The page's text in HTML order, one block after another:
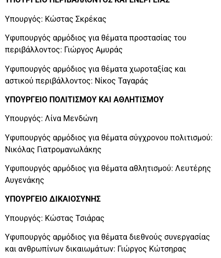
Υπουργός: Κώστας Σκρέκας
Υφυπουργός αρμόδιος για θέματα προστασίας του
περιβάλλοντος: Γιώργος Αμυράς
Υφυπουργός αρμόδιος για θέματα χωροταξίας και
αστικού περιβάλλοντος: Νίκος Ταγαράς
ΥΠΟΥΡΓΕΙΟ ΠΟΛΙΤΙΣΜΟΥ ΚΑΙ ΑΘΛΗΤΙΣΜΟΥ
Υπουργός: Λίνα Μενδώνη
Υφυπουργός αρμόδιος για θέματα σύγχρονου πολιτισμού:
Νικόλας Γιατρομανωλάκης
Υφυπουργός αρμόδιος για θέματα αθλητισμού: Λευτέρης
Αυγενάκης
ΥΠΟΥΡΓΕΙΟ ΔΙΚΑΙΟΣΥΝΗΣ
Υπουργός: Κώστας Τσιάρας
Υφυπουργός αρμόδιος για θέματα διεθνούς συνεργασίας
και ανθρωπίνων δικαιωμάτων: Γιώργος Κώτσηρας